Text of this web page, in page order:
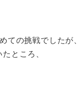
ての挑戦でしたが、
ところ、